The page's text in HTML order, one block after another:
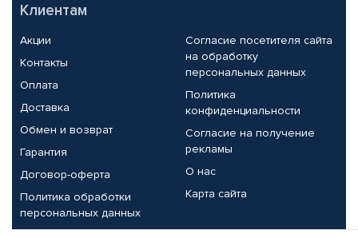
Клиентам
Акции
Контакты
Оплата
Доставка
Обмен и возврат
Гарантия
Договор-оферта
Политика обработки
персональных данных
Согласие посетителя сайта
на обработку
персональных данных
Политика
конфиденциальности
Согласие на получение
рекламы
О нас
Карта сайта